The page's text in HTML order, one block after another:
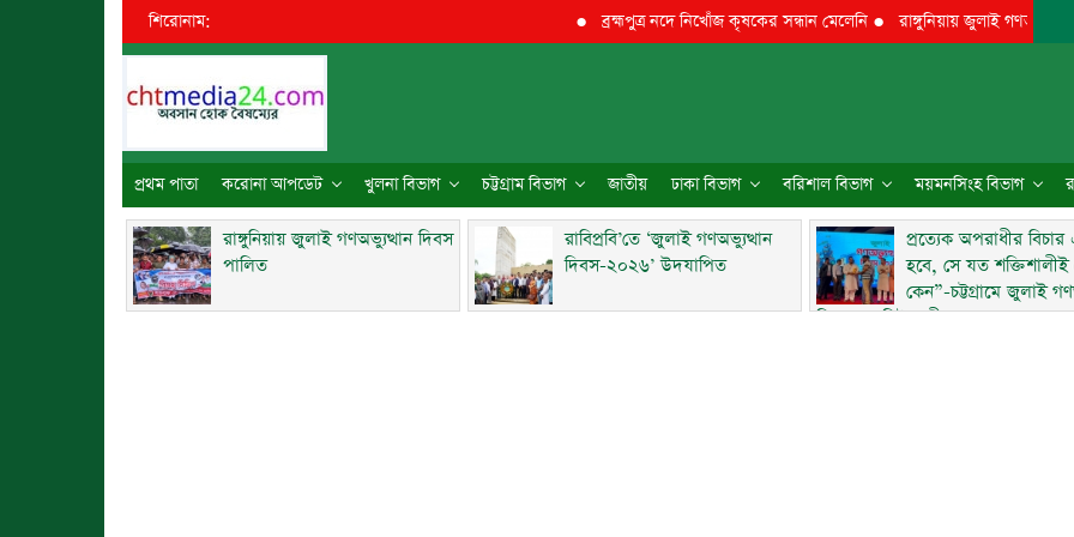
শিরোনাম: ব্রহ্মপুত্র নদে নিখোঁজ কৃষকের সন্ধান মেলেনি●রাঙ্গুনিয়ায় জুলাই গণঅভ্যুত্থান দিবস
প্রথম পাতা করোনা আপডেট খুলনা বিভাগ চট্টগ্রাম বিভাগ জাতীয় ঢাকা বিভাগ বরিশাল বিভাগ ময়মনসিংহ বিভাগ
রাঙ্গুনিয়ায় জুলাই গণঅভ্যুত্থান দিবস
পালিত
রাবিপ্রবি’তে ‘জুলাই গণঅভ্যুত্থান
দিবস-২০২৬’ উদযাপিত
প্রত্যেক অপরাধীর
হবে, সে যত
কেন”-চট্টগ্রামে জুলাই
দিবসে ব্যারিস্টার মীর হেলাল